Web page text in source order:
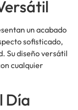
un acabado
sofisticado,
Su diseño versátil
cualquier
Día